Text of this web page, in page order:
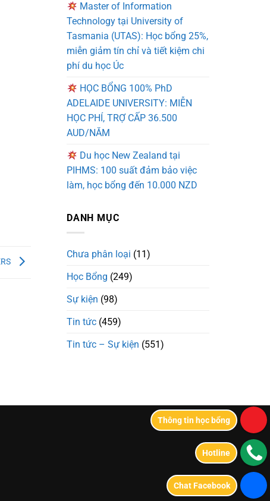
Master of Information
Technology tại University of
Tasmania (UTAS): Học bổng 25%,
miễn giảm tín chỉ và tiết kiệm chi
phí du học Úc
HỌC BỔNG 100% PhD
ADELAIDE UNIVERSITY: MIỄN
HỌC PHÍ, TRỢ CẤP 36.500
AUD/NĂM
Du học New Zealand tại
PIHMS: 100 suất đảm bảo việc
làm, học bổng đến 10.000 NZD
DANH MỤC
Chưa phân loại (11)
Học Bổng (249)
Sự kiện (98)
Tin tức (459)
Tin tức – Sự kiện (551)
Thông tin học bổng
Hotline
Chat Facebook